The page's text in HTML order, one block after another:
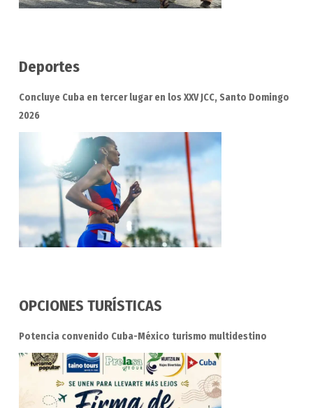
Deportes
Concluye Cuba en tercer lugar en los XXV JCC, Santo Domingo
2026
OPCIONES TURÍSTICAS
Potencia convenido Cuba-México turismo multidestino